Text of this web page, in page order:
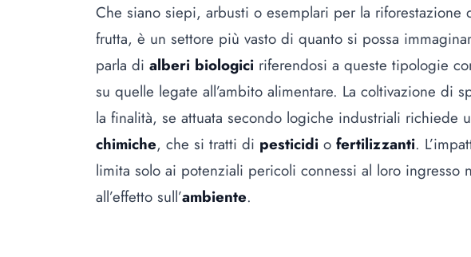
Che siano siepi, arbusti o esemplari per la
frutta, è un settore più vasto di quanto si possa
parla di alberi biologici riferendosi a queste tipologie
su quelle legate all’ambito alimentare. La coltivazione di
la finalità, se attuata secondo logiche industriali richiede
chimiche, che si tratti di pesticidi o fertilizzanti.
limita solo ai potenziali pericoli connessi al loro ingresso
all’effetto sull’ambiente.